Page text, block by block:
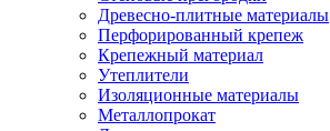
Древесно-плитные материалы
Перфорированный крепеж
Крепежный материал
Утеплители
Изоляционные материалы
Металлопрокат